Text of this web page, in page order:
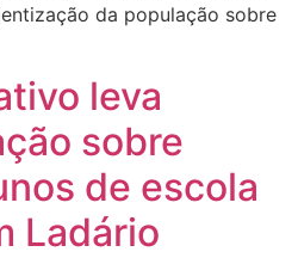
da população sobre
leva
sobre
de escola
Ladário